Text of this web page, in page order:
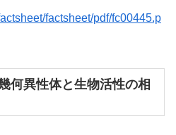
factsheet/pdf/fc00445.p
何異性体と生物活性の相